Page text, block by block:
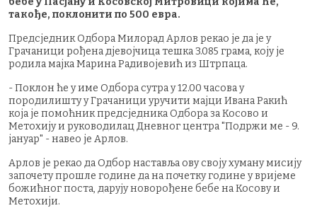
такође, поклонити по 500 евра.
Предсједник Одбора Милорад Арлов рекао је да је у
Грачаници рођена дјевојчица тешка 3.085 грама, коју је
родила мајка Марина Радивојевић из Штрпаца.
- Поклон ће у име Одбора сутра у 12.00 часова у
породилишту у Грачаници уручити мајци Ивана Ракић
која је помоћник предсједника Одбора за Косово и
Метохију и руководилац Дневног центра "Подржи ме - 9.
јануар" - навео је Арлов.
Арлов је рекао да Одбор наставља ову своју хуману мисију
започету прошле године да на почетку године у вријеме
божићног поста, дарују новорођене бебе на Косову и
Метохији.